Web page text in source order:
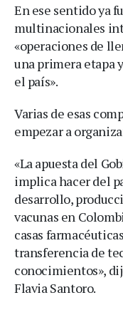
En ese sentido ya
multinacionales
«operaciones de
una primera etapa
el país».
Varias de esas
empezar a
«La apuesta del
implica hacer del
desarrollo,
vacunas en
casas
transferencia de
conocimientos»,
Flavia Santoro.